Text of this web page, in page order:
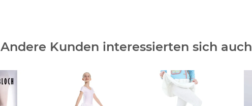
Andere Kunden interessierten sich